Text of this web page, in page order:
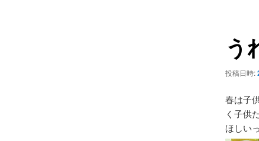
う
投稿日時:
春は子
く子供
ほしい